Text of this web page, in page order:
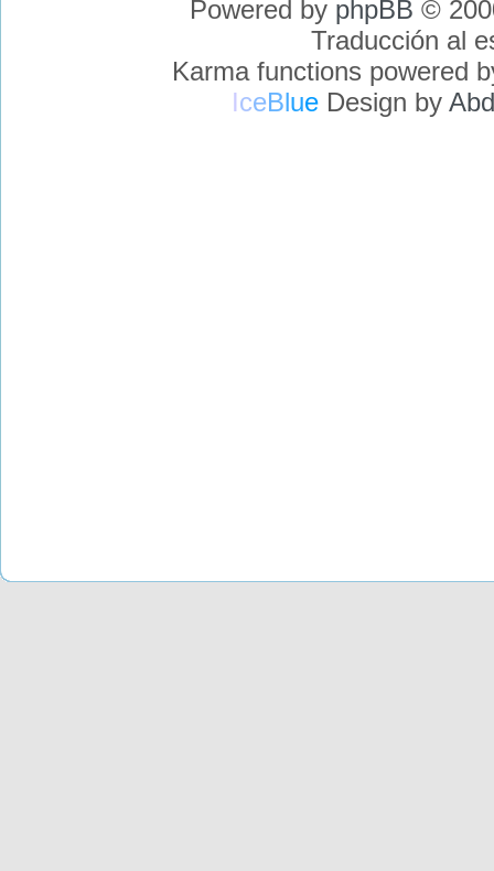
Powered by phpBB ©
Traducción al
Karma functions powered
IceBlueDesign by